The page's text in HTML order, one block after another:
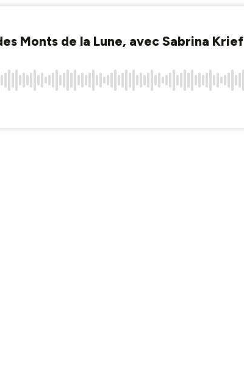
Monts de la Lune, avec Sabrina Krief